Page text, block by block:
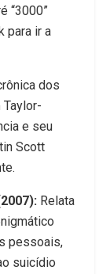
“3000”
para ir a
dos
e seu
Scott
Relata
pessoais,
suicídio